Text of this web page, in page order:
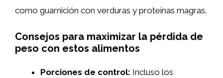
como guarnición con verduras y proteínas magras.
Consejos para maximizar la pérdida de
peso con estos alimentos
Porciones de control: Incluso los